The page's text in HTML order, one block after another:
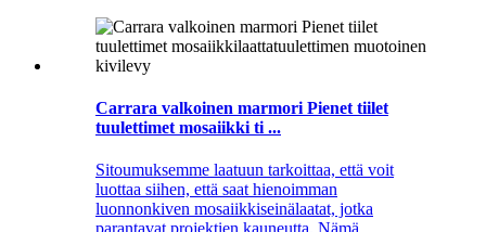
Carrara valkoinen marmori Pienet tiilet
tuulettimet mosaiikki ti ...
Sitoumuksemme laatuun tarkoittaa, että voit
luottaa siihen, että saat hienoimman
luonnonkiven mosaiikkiseinälaatat, jotka